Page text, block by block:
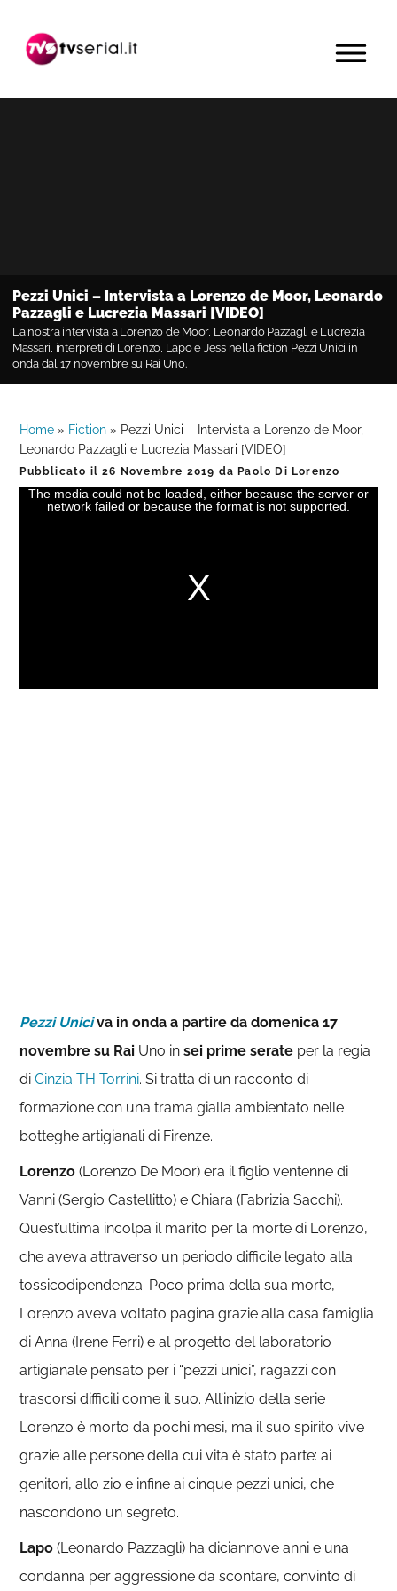
navigazione
contenuto
barra
primaria
MENU
Pezzi Unici – Intervista a Lorenzo de Moor, Leonardo
Pazzagli e Lucrezia Massari [VIDEO]
La nostra intervista a Lorenzo de Moor, Leonardo Pazzagli e Lucrezia
Massari, interpreti di Lorenzo, Lapo e Jess nella fiction Pezzi Unici in
onda dal 17 novembre su Rai Uno.
Home » Fiction » Pezzi Unici – Intervista a Lorenzo de Moor,
Leonardo Pazzagli e Lucrezia Massari [VIDEO]
Pubblicato il26 Novembre 2019 da Paolo Di Lorenzo
The media could not be loaded, either because the server or
network failed or because the format is not supported.
Pezzi Uniciva in onda a partire da domenica 17
novembre su Rai Uno insei prime serate per la regia
diCinzia TH Torrini. Si tratta di un racconto di
formazione con una trama gialla ambientato nelle
botteghe artigianali di Firenze.
Lorenzo (Lorenzo De Moor) era il figlio ventenne di
Vanni (Sergio Castellitto) e Chiara (Fabrizia Sacchi).
Quest’ultima incolpa il marito per la morte di Lorenzo,
che aveva attraverso un periodo difficile legato alla
tossicodipendenza. Poco prima della sua morte,
Lorenzo aveva voltato pagina grazie alla casa famiglia
di Anna (Irene Ferri) e al progetto del laboratorio
artigianale pensato per i “pezzi unici”, ragazzi con
trascorsi difficili come il suo. All’inizio della serie
Lorenzo è morto da pochi mesi, ma il suo spirito vive
grazie alle persone della cui vita è stato parte: ai
genitori, allo zio e infine ai cinque pezzi unici, che
nascondono un segreto.
Lapo (Leonardo Pazzagli) ha diciannove anni e una
condanna per aggressione da scontare, convinto di